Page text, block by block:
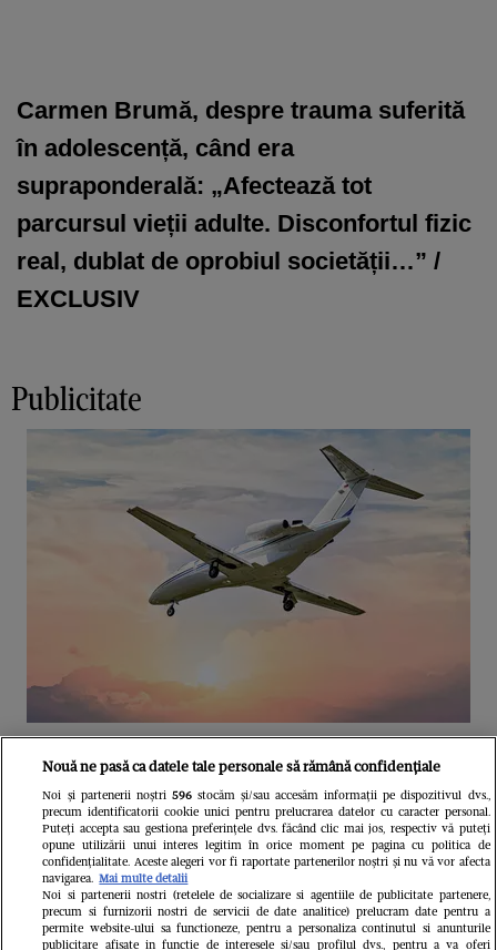
Carmen Brumă, despre trauma suferită
în adolescență, când era
supraponderală: „Afectează tot
parcursul vieții adulte. Disconfortul fizic
real, dublat de oprobiul societății…” /
EXCLUSIV
Publicitate
Unul dintre cele mai folosite
aeroporturi din Europa își închide
complet porțile timp de trei luni.
Milioane de pasageri, afectați
Nouă ne pasă ca datele tale personale să rămână confidențiale
Noi și partenerii noștri 596stocăm și/sau accesăm informații pe dispozitivul dvs.,
precum identificatorii cookie unici pentru prelucrarea datelor cu caracter personal.
Puteți accepta sau gestiona preferințele dvs. făcând clic mai jos, respectiv vă puteți
opune utilizării unui interes legitim în orice moment pe pagina cu politica de
confidențialitate. Aceste alegeri vor fi raportate partenerilor noștri și nu vă vor afecta
navigarea. Mai multe detalii
Noi si partenerii nostri (retelele de socializare si agentiile de publicitate partenere,
precum si furnizorii nostri de servicii de date analitice) prelucram date pentru a
permite website-ului sa functioneze, pentru a personaliza continutul si anunturile
publicitare afisate in functie de interesele si/sau profilul dvs., pentru a va oferi